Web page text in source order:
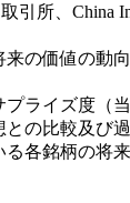
、China
の価値の動
ライズ度（
の比較及び
各銘柄の将